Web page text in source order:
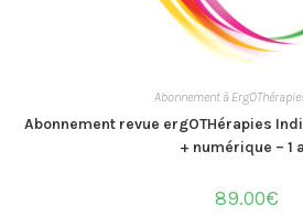
Abonnement à
Abonnement revue ergOTHérapies
+ numérique – 1
89.00€